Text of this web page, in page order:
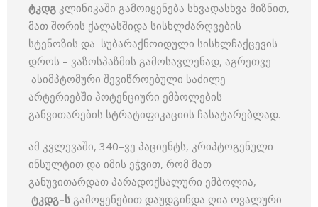
ტკდგ კლინიკაში გამოიყენება სხვადასხვა მიზნით,
მათ შორის ქალასშიდა სისხლძარღვების
სტენოზის და სუბარაქნოიდული სისხლჩაქცევის
დროს – ვაზოსპაზმის გამოსავლენად, აგრეთვე
ასიმპტომური შევიწროებული საძილე
არტერიებში პოტენციური ემბოლების
განვითარების სტრატიფიკაციის ჩასატარებლად.
ამ კვლევაში, 340–ვე პაციენტს, კრიპტოგენული
ინსულტით და იმის ეჭვით, რომ მათ
განუვითარდათ პარადოქსალური ემბოლია,
ტკდგ–ს გამოყენებით დაუდგინდა ღია ოვალური